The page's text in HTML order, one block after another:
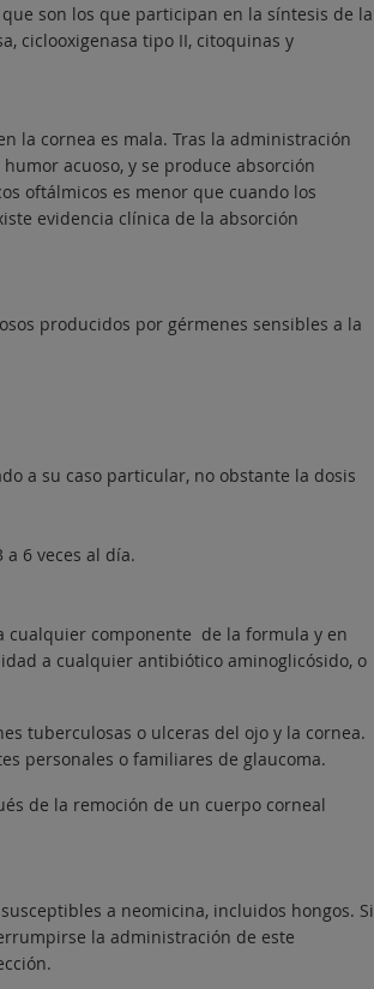
son los que participan en la síntesis de la
ciclooxigenasa tipo II, citoquinas y
la cornea es mala. Tras la administración
acuoso, y se produce absorción
oftálmicos es menor que cuando los
evidencia clínica de la absorción
producidos por gérmenes sensibles a la
a su caso particular, no obstante la dosis
6 veces al día.
cualquier componente de la formula y en
a cualquier antibiótico aminoglicósido, o
tuberculosas o ulceras del ojo y la cornea.
personales o familiares de glaucoma.
de la remoción de un cuerpo corneal
a neomicina, incluidos hongos. Si
la administración de este